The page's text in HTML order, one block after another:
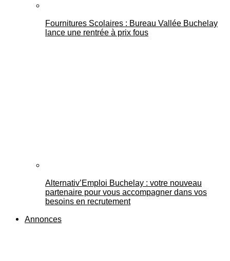
Fournitures Scolaires : Bureau Vallée Buchelay
lance une rentrée à prix fous
Alternativ’Emploi Buchelay : votre nouveau
partenaire pour vous accompagner dans vos
besoins en recrutement
Annonces